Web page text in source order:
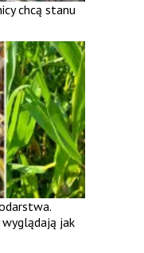
chcą stanu
wyglądają jak